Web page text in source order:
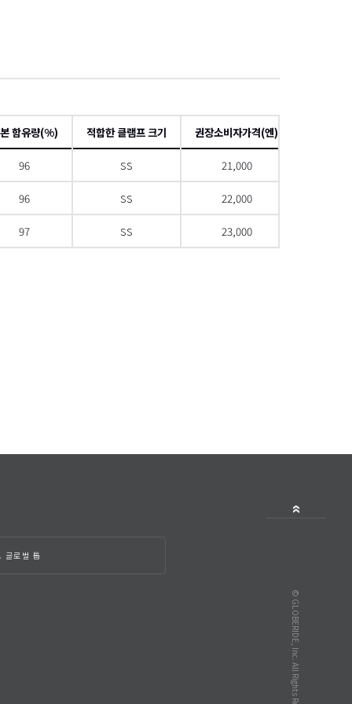
함유량(%) 적합한 클램프 크기 권장소비자가격(엔)
96 SS 21,000
96 SS 22,000
97 SS 23,000
글로벌 톱
© GLOBERIDE, Inc. All Rights Reserved.